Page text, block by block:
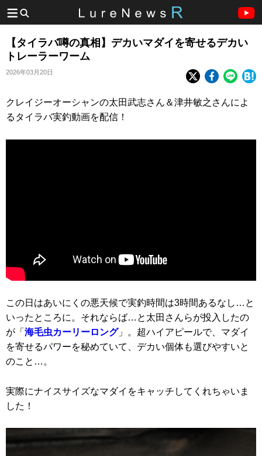
【タイラバ噂の真相】デカいマダイを寄せるデカい
トレーラーワーム
2026年03月20日
クレイジーオーシャンの太田武志さん＆津井敏之さんによ
るタイラバ実釣動画を配信！
この日はあいにくの悪天候で実釣時間は3時間あるなし…と
いったところに。それならば…と太田さんらが投入したの
が「 海毛虫カーリーロング」。超ハイアピールで、マダイ
を寄せるパワーを秘めていて、デカい個体も選びやすいと
のこと…。
実際にナイスサイズなマダイをキャッチしてくれちゃいま
した！